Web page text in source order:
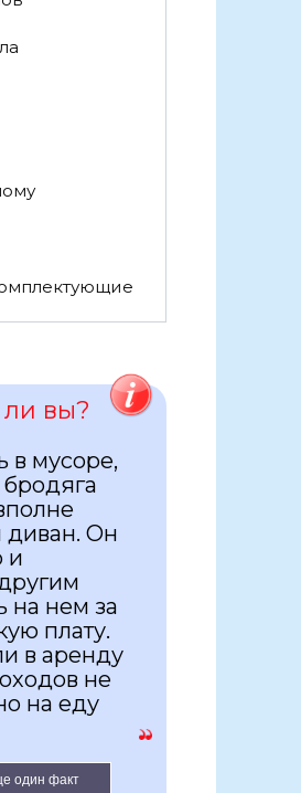
ли вы?
в мусоре,
Он
и
на нем за
плату.
в аренду
не
на еду
один факт